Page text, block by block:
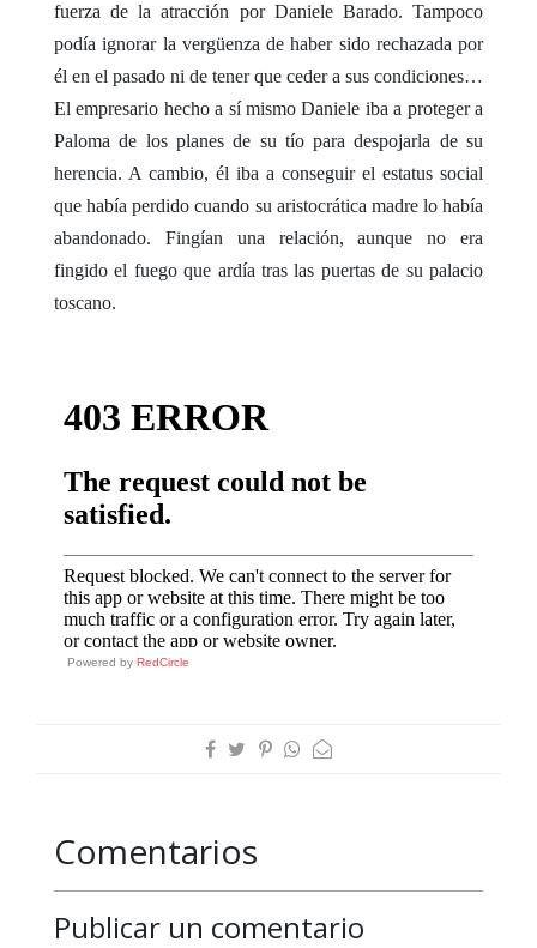
fuerza de la atracción por Daniele Barado. Tampoco
podía ignorar la vergüenza de haber sido rechazada por
él en el pasado ni de tener que ceder a sus condiciones…
El empresario hecho a sí mismo Daniele iba a proteger a
Paloma de los planes de su tío para despojarla de su
herencia. A cambio, él iba a conseguir el estatus social
que había perdido cuando su aristocrática madre lo había
abandonado. Fingían una relación, aunque no era
fingido el fuego que ardía tras las puertas de su palacio
toscano.
Powered by RedCircle
Comentarios
Publicar un comentario